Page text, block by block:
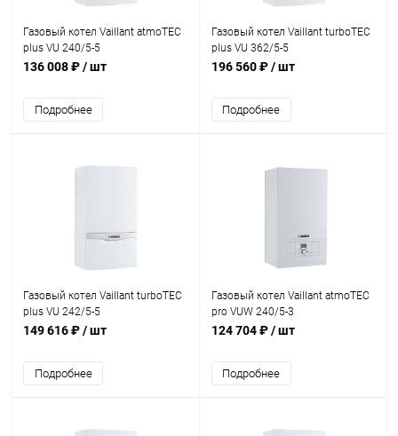
Газовый котел Vaillant atmoTEC
plus VU 240/5-5
136 008 ₽/ шт
Подробнее
Газовый котел Vaillant turboTEC
plus VU 362/5-5
196 560 ₽/ шт
Подробнее
Газовый котел Vaillant turboTEC
plus VU 242/5-5
149 616 ₽/ шт
Подробнее
Газовый котел Vaillant atmoTEC
pro VUW 240/5-3
124 704 ₽/ шт
Подробнее